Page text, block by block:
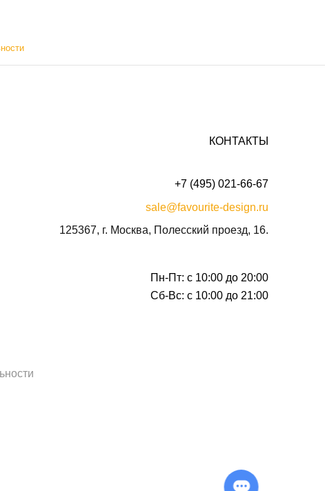
КОНТАКТЫ
+7 (495) 021-66-67
sale@favourite-design.ru
125367, г. Москва, Полесский проезд, 16.
Пн-Пт: с 10:00 до 20:00
Сб-Вс: с 10:00 до 21:00